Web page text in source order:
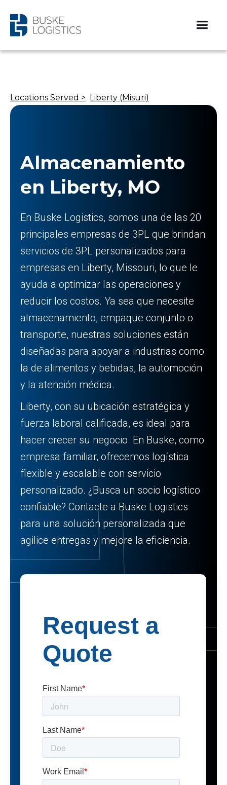
Locations Served > Liberty (Misuri)
Almacenamiento
en Liberty, MO
En Buske Logistics, somos una de las 20
principales empresas de 3PL que brindan
servicios de 3PL personalizados para
empresas en Liberty, Missouri, lo que le
ayuda a optimizar las operaciones y
reducir los costos. Ya sea que necesite
almacenamiento, empaque conjunto o
transporte, nuestras soluciones están
diseñadas para apoyar a industrias como
la de alimentos y bebidas, la automoción
y la atención médica.
Liberty, con su ubicación estratégica y
fuerza laboral calificada, es ideal para
hacer crecer su negocio. En Buske, como
empresa familiar, ofrecemos logística
flexible y escalable con servicio
personalizado. ¿Busca un socio logístico
confiable? Contacte a Buske Logistics
para una solución personalizada que
agilice entregas y mejore la eficiencia.